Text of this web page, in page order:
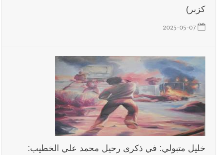
أخبار لبنان
أخبار لبنان
راتب النائب من 3 آلاف إلى 5 آلاف دولار شهرياً...
فكيف أقرّت الزيادة؟
أخبار لبنان مواجهة مؤجّلة لنزاع طويل
كزبر)
2025-05-07
خليل متبولي: في ذكرى رحيل محمد علي الخطيب: